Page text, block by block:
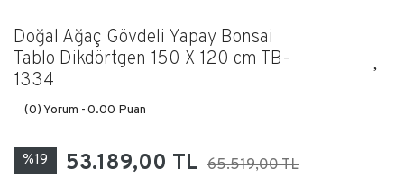
Doğal Ağaç Gövdeli Yapay Bonsai
Tablo Dikdörtgen 150 X 120 cm TB-
1334
(0) Yorum -0.00 Puan
%19 53.189,00 TL 65.519,00 TL